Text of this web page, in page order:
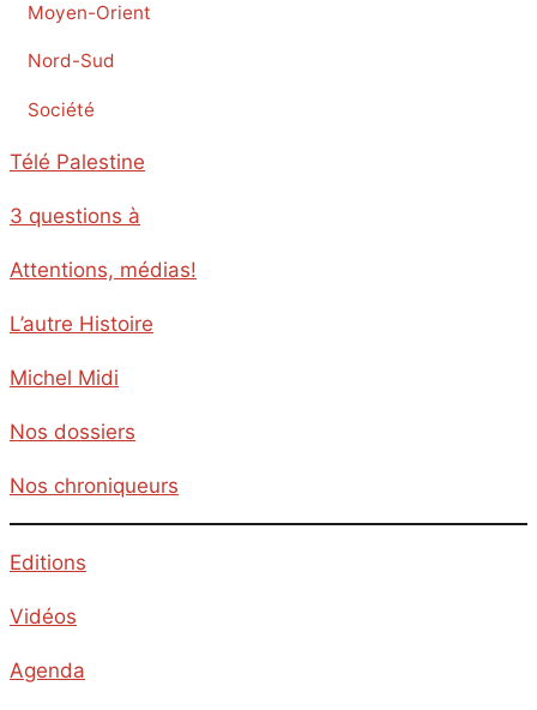
Moyen-Orient
Nord-Sud
Société
Télé Palestine
3 questions à
Attentions, médias!
L’autre Histoire
Michel Midi
Nos dossiers
Nos chroniqueurs
Editions
Vidéos
Agenda